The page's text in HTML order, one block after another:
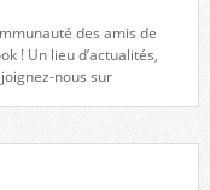
des amis de
! Un lieu d’actualités,
nous sur